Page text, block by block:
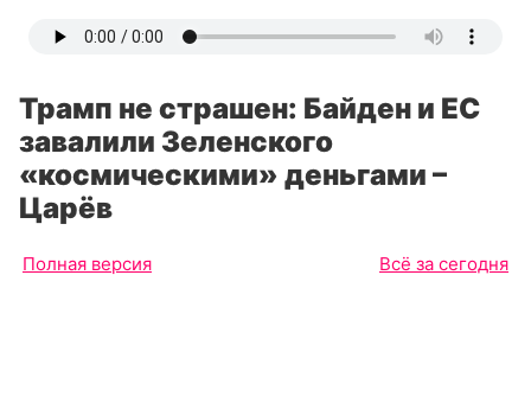
Трамп не страшен: Байден и ЕС
завалили Зеленского
«космическими» деньгами –
Царёв
Полная версия Всё за сегодня